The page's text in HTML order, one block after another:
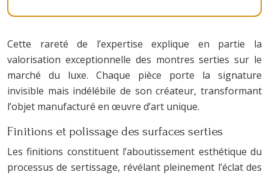
Cette rareté de l’expertise explique en partie la
valorisation exceptionnelle des montres serties sur le
marché du luxe. Chaque pièce porte la signature
invisible mais indélébile de son créateur, transformant
l’objet manufacturé en œuvre d’art unique.
Finitions et polissage des surfaces serties
Les finitions constituent l’aboutissement esthétique du
processus de sertissage, révélant pleinement l’éclat des